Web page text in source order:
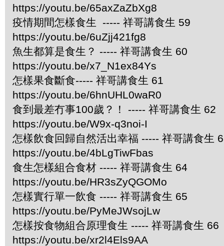
https://youtu.be/65axZaZbXg8
疫情期間怎樣食生 ----- 祥哥講食生 59
https://youtu.be/6uZjj421fg8
魚生都算是食生？ ----- 祥哥講食生 60
https://youtu.be/x7_N1ex84Ys
怎樣果食斷食----- 祥哥講食生 61
https://youtu.be/6hnUHL0waR0
食到最差冇事100歲？！ ----- 祥哥講食生 62
https://youtu.be/W9x-q3noi-I
怎樣飲食回歸自然活出幸福 ----- 祥哥講食生
https://youtu.be/4bLgTiwFbas
食生怎樣組合食材 ----- 祥哥講食生 64
https://youtu.be/HR3sZyQGOMo
怎樣實行單一飲食 ----- 祥哥講食生 65
https://youtu.be/PyMeJWsojLw
怎樣按食物組合原理食生 ----- 祥哥講食生 66
https://youtu.be/xr2l4Els9AA